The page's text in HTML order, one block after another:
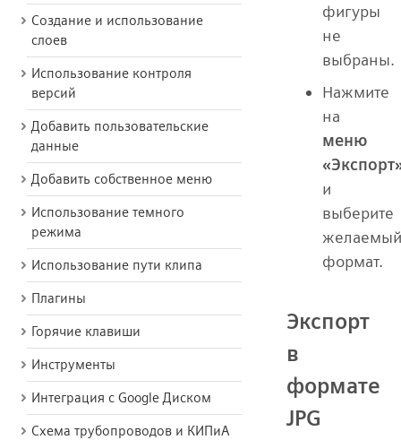
Создание и использование
слоев
Использование контроля
версий
Добавить пользовательские
данные
Добавить собственное меню
Использование темного
режима
Использование пути клипа
Плагины
Горячие клавиши
Инструменты
Интеграция с Google Диском
Схема трубопроводов и КИПиА
фигуры
не
выбраны.
Нажмите
на
меню
и
выберите
желаемый
формат.
Экспорт
в
формате
JPG